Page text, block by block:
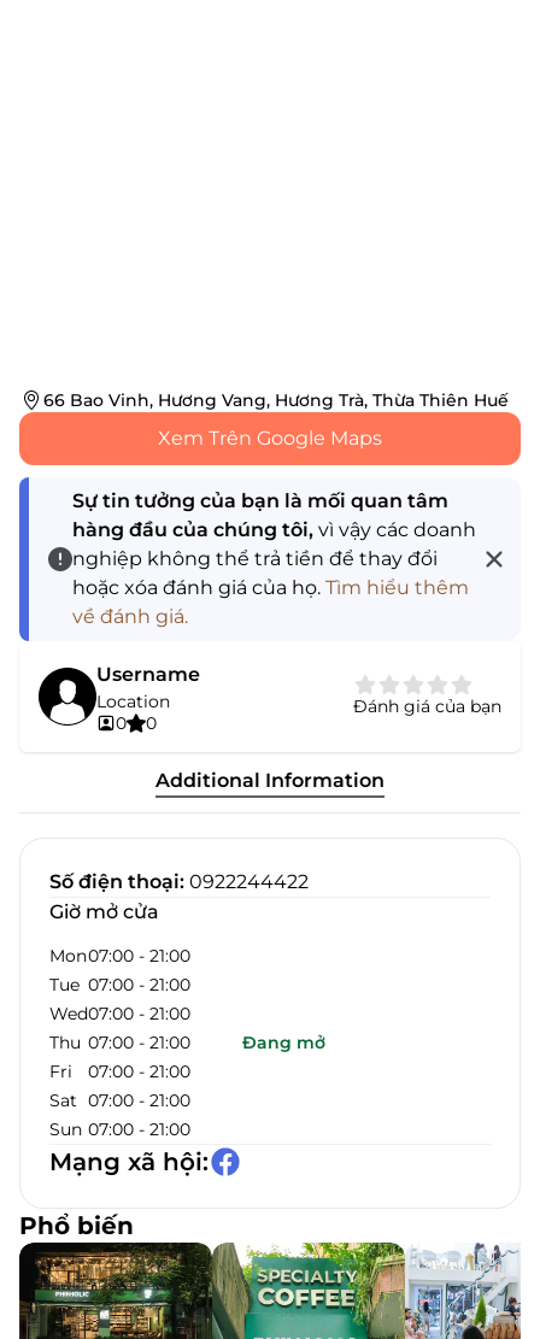
66 Bao Vinh, Hương Vang, Hương Trà, Thừa Thiên Huế
Xem Trên Google Maps
Sự tin tưởng của bạn là mối quan tâm
hàng đầu của chúng tôi, vì vậy các doanh
nghiệp không thể trả tiền để thay đổi
hoặc xóa đánh giá của họ. Tìm hiểu thêm
về đánh giá.
Username
Location
0
0
Đánh giá của bạn
Additional Information
Số điện thoại: 0922244422
Giờ mở cửa
Mon07:00 - 21:00
Tue 07:00 - 21:00
Wed07:00 - 21:00
Thu 07:00 - 21:00
Đang mở
Fri
07:00 - 21:00
Sat 07:00 - 21:00
Sun 07:00 - 21:00
Mạng xã hội:
Phổ biến